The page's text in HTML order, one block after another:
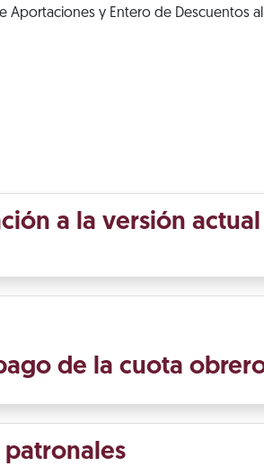
Aportaciones y Entero de Descuentos
a la versión actual
de la cuota